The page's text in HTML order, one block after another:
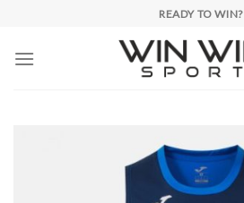
content
READY TO WIN?